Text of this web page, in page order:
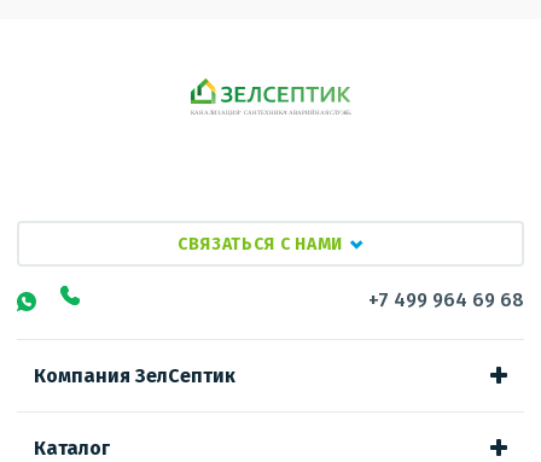
СВЯЗАТЬСЯ С НАМИ
+7 499 964 69 68
Компания ЗелСептик
Каталог